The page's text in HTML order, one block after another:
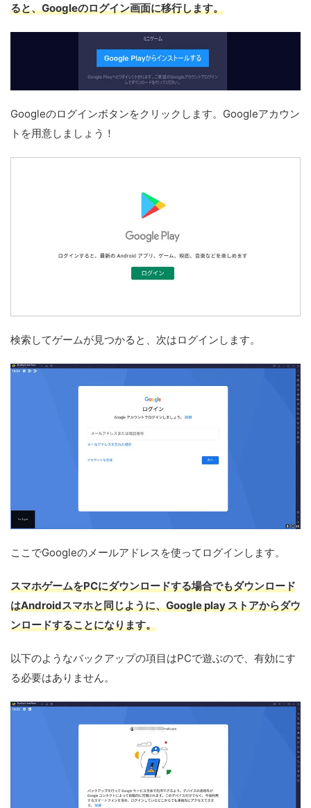
ると、Googleのログイン画面に移行します。
Googleのログインボタンをクリックします。Googleアカウン
トを用意しましょう！
検索してゲームが見つかると、次はログインします。
ここでGoogleのメールアドレスを使ってログインします。
スマホゲームをPCにダウンロードする場合でもダウンロード
はAndroidスマホと同じように、Google play ストアからダウ
ンロードすることになります。
以下のようなバックアップの項目はPCで遊ぶので、有効にす
る必要はありません。